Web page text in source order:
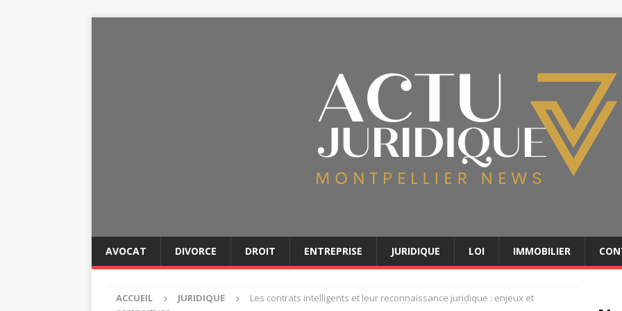
AVOCAT DIVORCE DROIT ENTREPRISE JURIDIQUE LOI IMMOBILIER
ACCUEIL JURIDIQUE
Les contrats intelligents et leur reconnaissance juridique : enjeux et